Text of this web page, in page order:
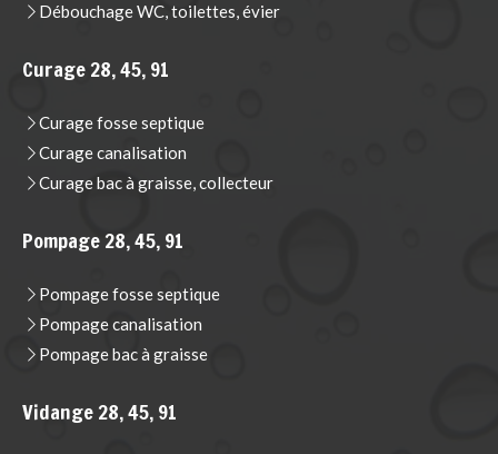
Débouchage WC, toilettes, évier
Curage 28, 45, 91
Curage fosse septique
Curage canalisation
Curage bac à graisse, collecteur
Pompage 28, 45, 91
Pompage fosse septique
Pompage canalisation
Pompage bac à graisse
Vidange 28, 45, 91